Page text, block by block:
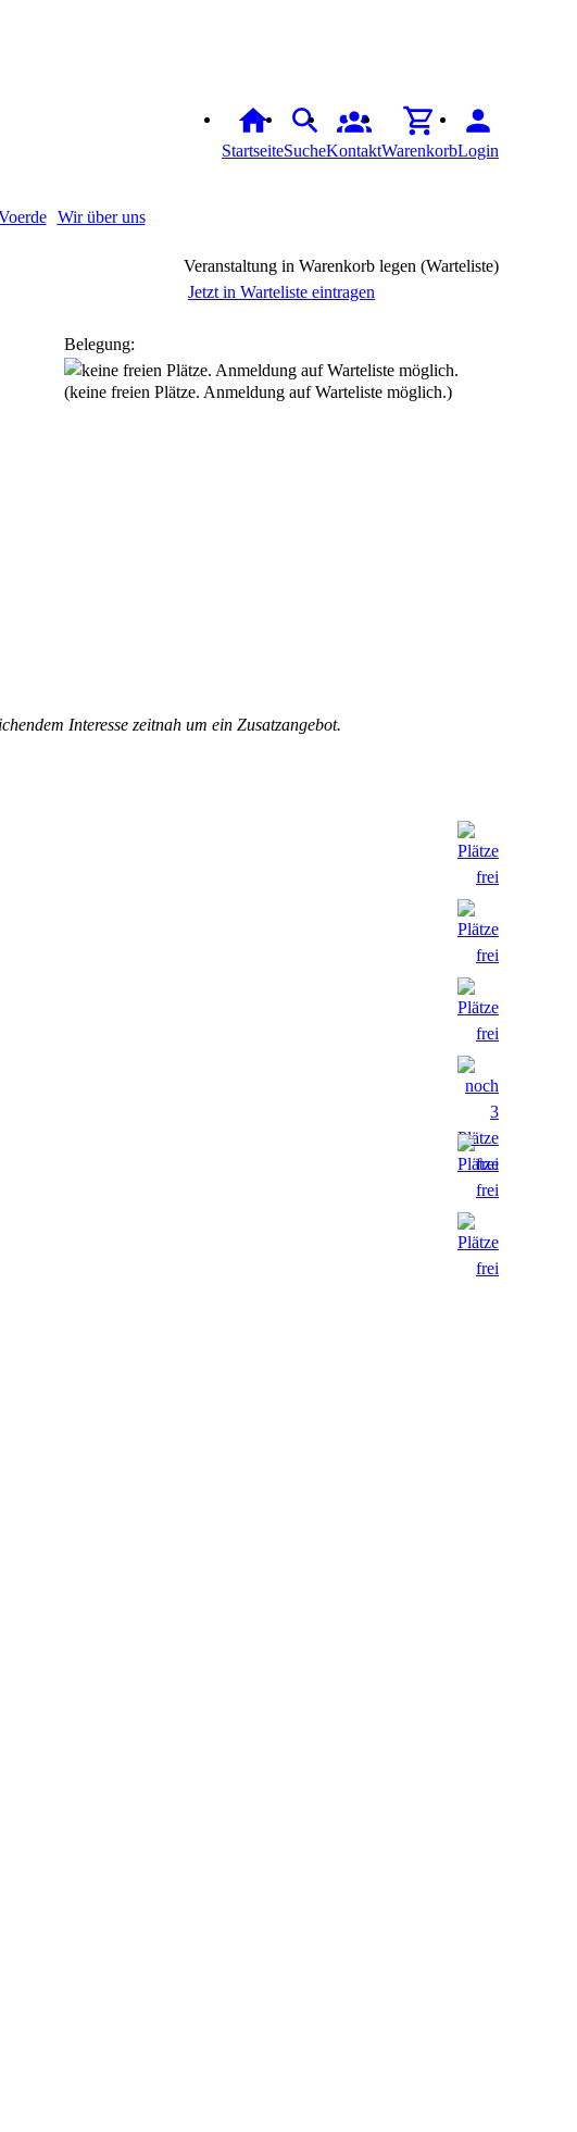
StartseiteSucheKontaktWarenkorbLogin
Wir über uns
Interesse zeitnah um ein Zusatzangebot.
Veranstaltung in Warenkorb legen (Warteliste)
Jetzt in Warteliste eintragen
Belegung:
(keine freien Plätze. Anmeldung auf Warteliste möglich.)